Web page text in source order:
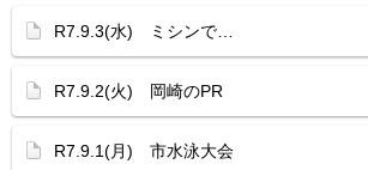
R7.9.3(水) ミシンで…
R7.9.2(火) 岡崎のPR
R7.9.1(月) 市水泳大会